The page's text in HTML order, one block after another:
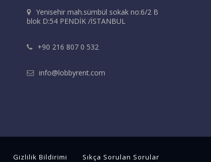
Yenisehir mah.sümbül sokak no:6/2 B
blok D:54 PENDİK /İSTANBUL
+90 216 807 0 532
info@lobbyrent.com
Gizlilik Bildirimi Sıkça Sorulan Sorular